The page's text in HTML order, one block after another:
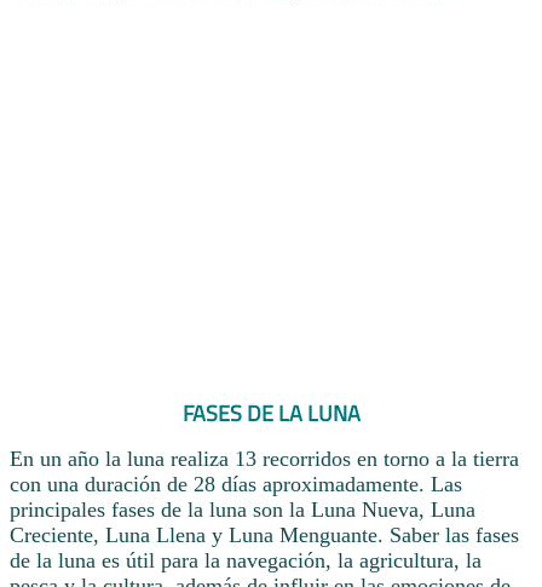
FASES DE LA LUNA
En un año la luna realiza 13 recorridos en torno a la tierra
con una duración de 28 días aproximadamente. Las
principales fases de la luna son la Luna Nueva, Luna
Creciente, Luna Llena y Luna Menguante. Saber las fases
de la luna es útil para la navegación, la agricultura, la